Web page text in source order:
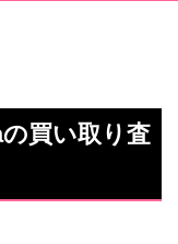
買い取り査